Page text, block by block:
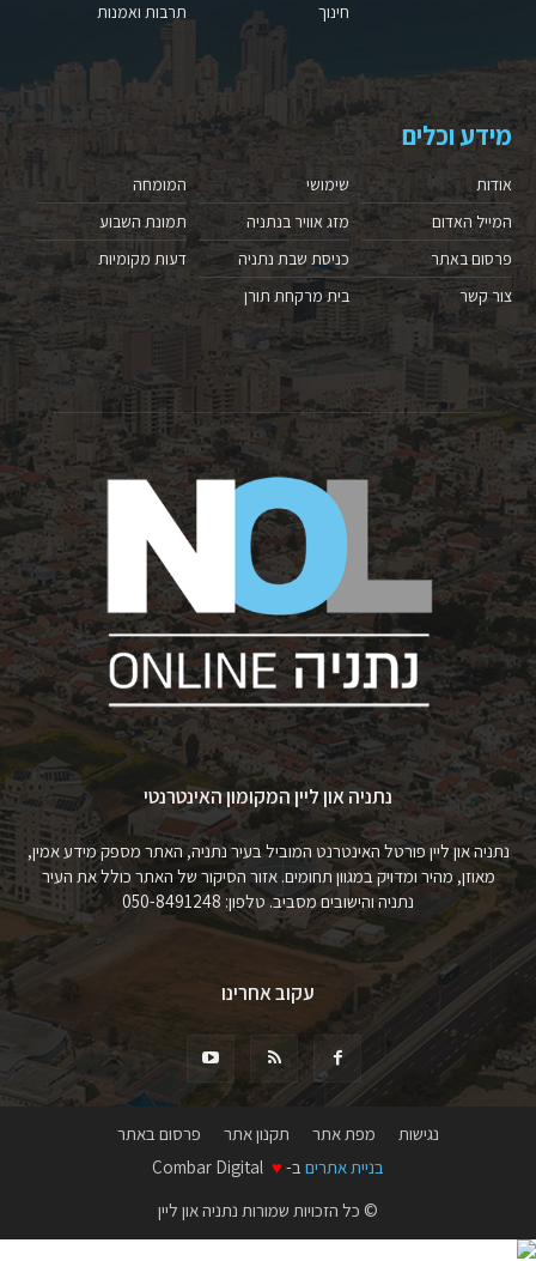
חינוך
תרבות ואמנות
מידע וכלים
אודות
המייל האדום
פרסום באתר
צור קשר
שימושי
מזג אוויר בנתניה
כניסת שבת נתניה
בית מרקחת תורן
המומחה
תמונת השבוע
דעות מקומיות
נתניה און ליין המקומון האינטרנטי
נתניה און ליין פורטל האינטרנט המוביל בעיר נתניה, האתר מספק מידע אמין,
מאוזן, מהיר ומדויק במגוון תחומים. אזור הסיקור של האתר כולל את העיר
נתניה והישובים מסביב. טלפון: 050-8491248
עקוב אחרינו
נגישות מפת אתר תקנון אתר
פרסום באתר
בניית אתרים ב- ♥
© כל הזכויות שמורות נתניה און ליין